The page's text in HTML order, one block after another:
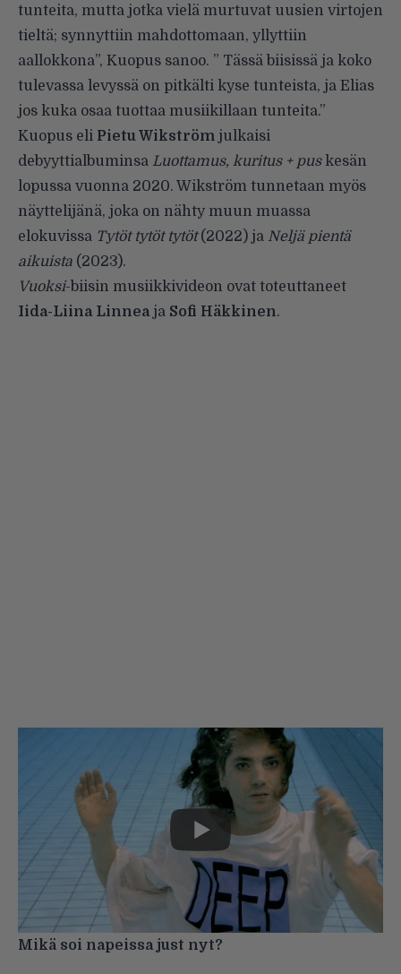
tunteita, mutta jotka vielä murtuvat uusien virtojen
tieltä; synnyttiin mahdottomaan, yllyttiin
aallokkona”, Kuopus sanoo. ” Tässä biisissä ja koko
tulevassa levyssä on pitkälti kyse tunteista, ja Elias
jos kuka osaa tuottaa musiikillaan tunteita.”
Kuopus eli Pietu Wikström julkaisi
debyyttialbuminsa Luottamus, kuritus + puskesän
lopussa vuonna 2020. Wikström tunnetaan myös
näyttelijänä, joka on nähty muun muassa
elokuvissa Tytöt tytöt tytöt(2022) ja Neljä pientä
aikuista (2023).
Vuoksi-biisin musiikkivideon ovat toteuttaneet
Iida-Liina Linnea ja Sofi Häkkinen.
Mikä soi napeissa just nyt?